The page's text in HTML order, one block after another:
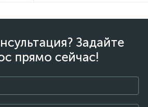
Задайте
прямо сейчас!